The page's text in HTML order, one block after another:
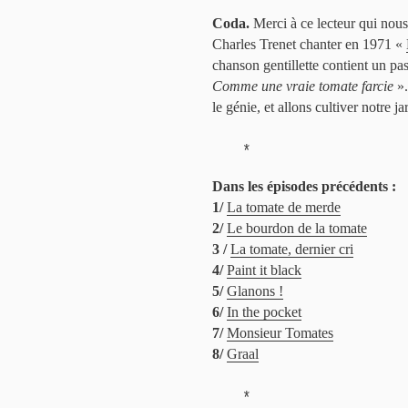
Coda. Merci à ce lecteur qui
Charles Trenet chanter en 1971 «
chanson gentillette contient un
Comme une vraie tomate farcie
le génie, et allons cultiver notre
*
Dans les épisodes précédents :
1/ La tomate de merde
2/ Le bourdon de la tomate
3 / La tomate, dernier cri
4/ Paint it black
5/ Glanons !
6/ In the pocket
7/ Monsieur Tomates
8/ Graal
*